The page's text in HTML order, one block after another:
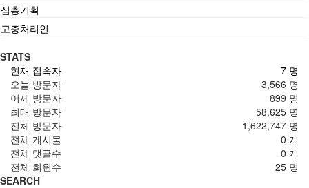
심층기획
고충처리인
STATS
7 명
현재 접속자
3,566 명
오늘 방문자
899 명
어제 방문자
58,625 명
최대 방문자
1,622,747 명
전체 방문자
0 개
전체 게시물
0 개
전체 댓글수
25 명
전체 회원수
SEARCH